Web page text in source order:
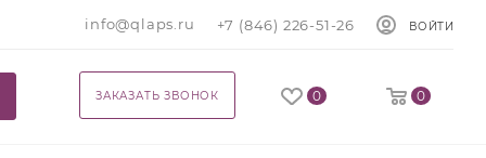
info@qlaps.ru +7 (846) 226-51-26 ВОЙТИ
0 0
ЗАКАЗАТЬ ЗВОНОК